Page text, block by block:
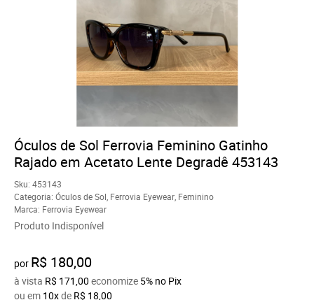
Óculos de Sol Ferrovia Feminino Gatinho
Rajado em Acetato Lente Degradê 453143
Sku: 453143
Categoria: Óculos de Sol Ferrovia Eyewear Feminino
Marca: Ferrovia Eyewear
Produto Indisponível
por R$ 180,00
à vista R$ 171,00 economize 5% no Pix
ou em 10xde R$ 18,00